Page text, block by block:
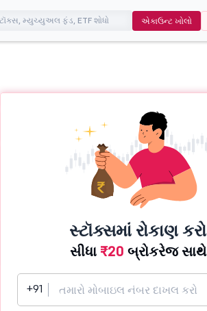
એકાઉન્ટ ખોલો
સ્ટૉક્સમાં રોકાણ કરો
સીધા ₹20 બ્રોકરેજ સાથે
+91